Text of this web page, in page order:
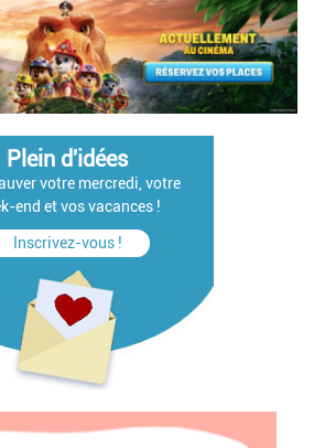
Plein d'idées
votre mercredi, votre
end et vos vacances !
Inscrivez-vous !